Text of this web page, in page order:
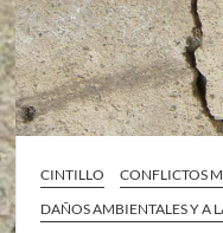
CINTILLO
CONFLICTOS
DAÑOS AMBIENTALES Y A